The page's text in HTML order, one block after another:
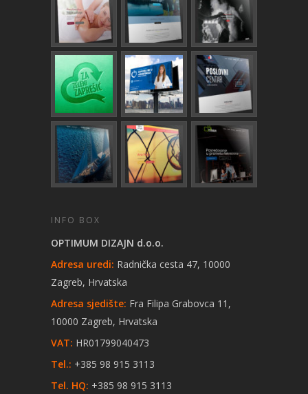
INFO BOX
OPTIMUM DIZAJN d.o.o.
Adresa uredi: Radnička cesta 47, 10000
Zagreb, Hrvatska
Adresa sjedište: Fra Filipa Grabovca 11,
10000 Zagreb, Hrvatska
VAT: HR01799040473
Tel.: +385 98 915 3113
Tel. HQ: +385 98 915 3113